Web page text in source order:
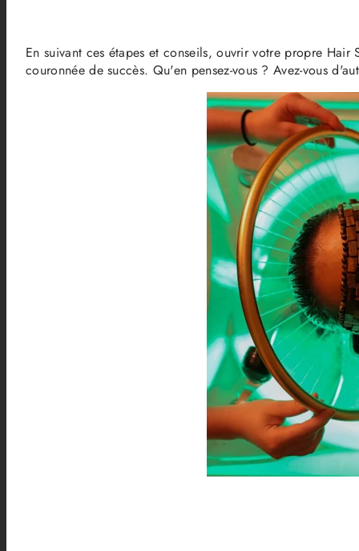
En suivant ces étapes et conseils, ouvrir votre propre Hair
couronnée de succès. Qu'en pensez-vous ? Avez-vous